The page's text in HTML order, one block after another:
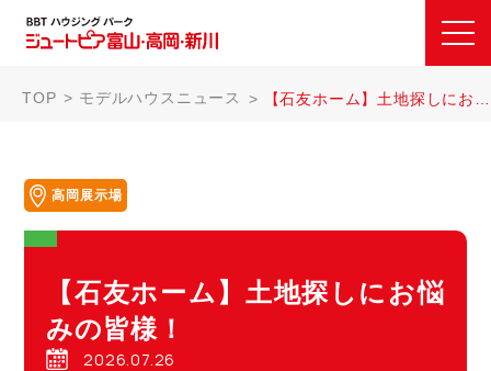
TOP モデルハウスニュース 【石友ホーム】土地探しにお悩みの皆様！
高岡展示場
【石友ホーム】土地探しにお悩
みの皆様！
2026.07.26